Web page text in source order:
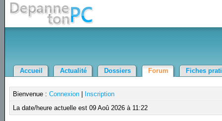
Accueil Actualité Dossiers Forum Fiches
Bienvenue :Connexion
Inscription
La date/heure actuelle est 09 Aoû 2026 à 11:22